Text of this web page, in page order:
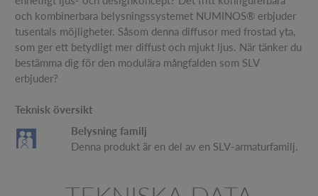
och kombinerbara belysningssystemet NUMINOS® erbjuder
tusentals möjligheter. Såsom denna diffusor med frostad yta,
som ger ett betydligt mer diffust och mjukt ljus. När tänker du
bestämma dig för den modulära mångfalden som SLV
erbjuder?
Teknisk översikt
Belysning familj
Denna produkt är en del av en SLV-armaturfamilj.